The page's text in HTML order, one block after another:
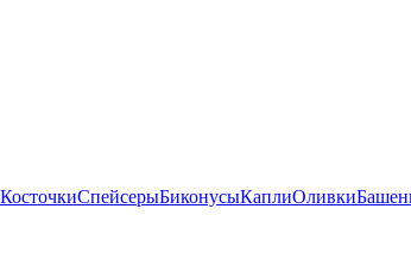
КосточкиСпейсерыБиконусыКаплиОливки